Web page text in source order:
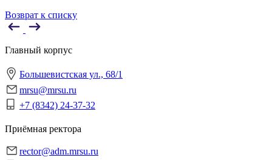
Возврат к списку
Главный корпус
Большевистская ул., 68/1
mrsu@mrsu.ru
+7 (8342) 24-37-32
Приёмная ректора
rector@adm.mrsu.ru